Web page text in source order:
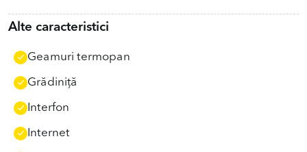
Alte caracteristici
Geamuri termopan
Grădiniţă
Interfon
Internet